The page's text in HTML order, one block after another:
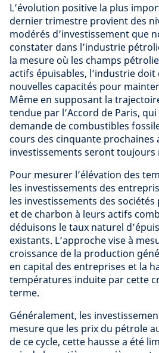
L’évolution positive la plus
dernier trimestre provient des
modérés d’investissement que
constater dans l’industrie
la mesure où les champs
actifs épuisables, l’industrie
nouvelles capacités pour
Même en supposant la
tendue par l’Accord de Paris,
demande de combustibles
cours des cinquante prochaines
investissements seront toujours
Pour mesurer l’élévation des
les investissements des
les investissements des
et de charbon à leurs actifs
déduisons le taux naturel
existants. L’approche vise à
croissance de la production
en capital des entreprises et la
températures induite par cette
terme.
Généralement, les
mesure que les prix du pétrole
de ce cycle, cette hausse a été